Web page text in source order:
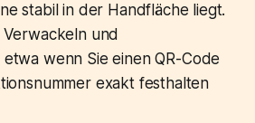
stabil in der Handfläche liegt.
und
wenn Sie einen QR-Code
exakt festhalten